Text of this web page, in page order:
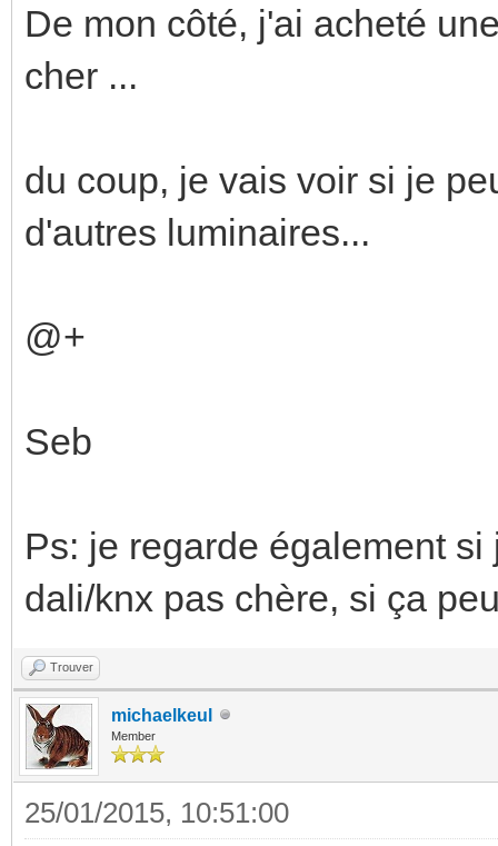
De mon côté, j'ai acheté
cher ...
du coup, je vais voir si je
d'autres luminaires...
@+
Seb
Ps: je regarde également
dali/knx pas chère, si ça
Trouver
michaelkeul
Member
25/01/2015, 10:51:00